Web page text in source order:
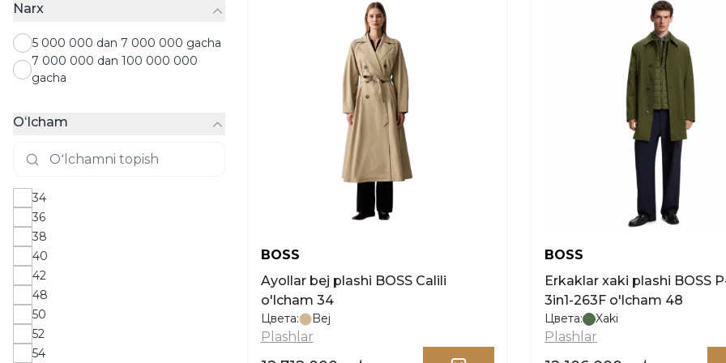
Sviterlar
Tolstovkalar
Toplar
Futbolkalar
Hudilar
Yubkalar
Narx
5 000 000 dan 7 000 000 gacha
7 000 000 dan 100 000 000
gacha
Oʻlcham
34
36
38
40
42
48
50
52
54
BOSS
Ayollar bej plashi BOSS Calili
o'lcham 34
Цвета: Bej
Plashlar
BOSS
Erkaklar xaki plashi BOSS
3in1-263F o'lcham 48
Цвета: Xaki
Plashlar